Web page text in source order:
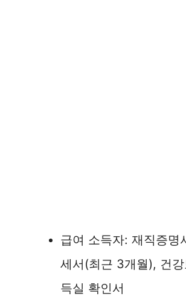
급여 소득자: 재직증명
세서(최근 3개월), 건강
득실 확인서